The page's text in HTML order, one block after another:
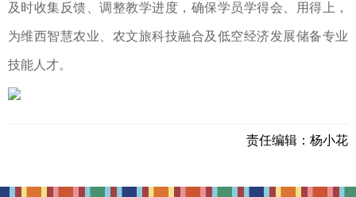
及时收集反馈、调整教学进度，确保学员学得会、用得上，
为维西智慧农业、农文旅科技融合及低空经济发展储备专业
技能人才。
责任编辑： 杨小花